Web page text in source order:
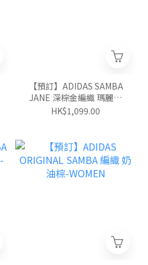
【預訂】ADIDAS SAMBA
JANE 深棕金編織 瑪麗珍
鞋-WOMEN
HK$1,099.00